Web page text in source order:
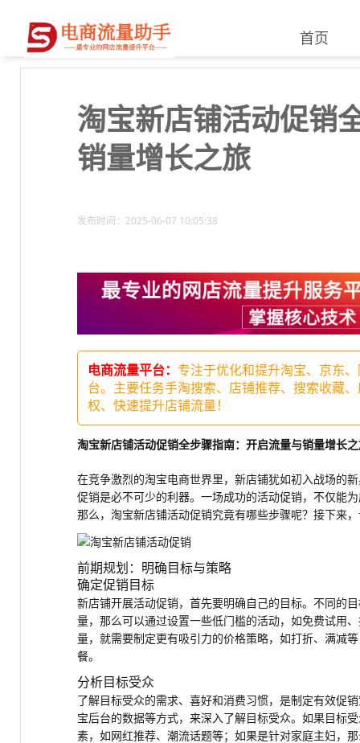
首页
淘宝新店铺活动促销
销量增长之旅
发布时间：2025-06-07 10:05:38
电商流量平台： 专注于优化和提升淘宝、京东
台。主要任务手淘搜索、店铺推荐、搜索收藏
权、快速提升店铺流量！
淘宝新店铺活动促销全步骤指南：开启流量与销量增长
在竞争激烈的淘宝电商世界里，新店铺犹如初入战场的
促销是必不可少的利器。一场成功的活动促销，不仅能
那么，淘宝新店铺活动促销究竟有哪些步骤呢？接下来
前期规划：明确目标与策略
确定促销目标
新店铺开展活动促销，首先要明确自己的目标。不同的
量，那么可以通过设置一些低门槛的活动，如免费试用
量，就需要制定更有吸引力的价格策略，如打折、满减
餐。
分析目标受众
了解目标受众的需求、喜好和消费习惯，是制定有效促
宝后台的数据等方式，来深入了解目标受众。如果目标
素，如网红推荐、潮流话题等；如果是针对家庭主妇，